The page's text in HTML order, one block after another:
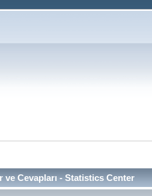
ve Cevapları - Statistics Center